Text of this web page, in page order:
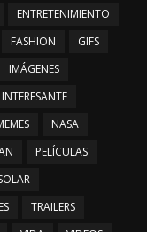
ENTRETENIMIENTO
FASHION
GIFS
IMÁGENES
INTERESANTE
NASA
PELÍCULAS
TRAILERS